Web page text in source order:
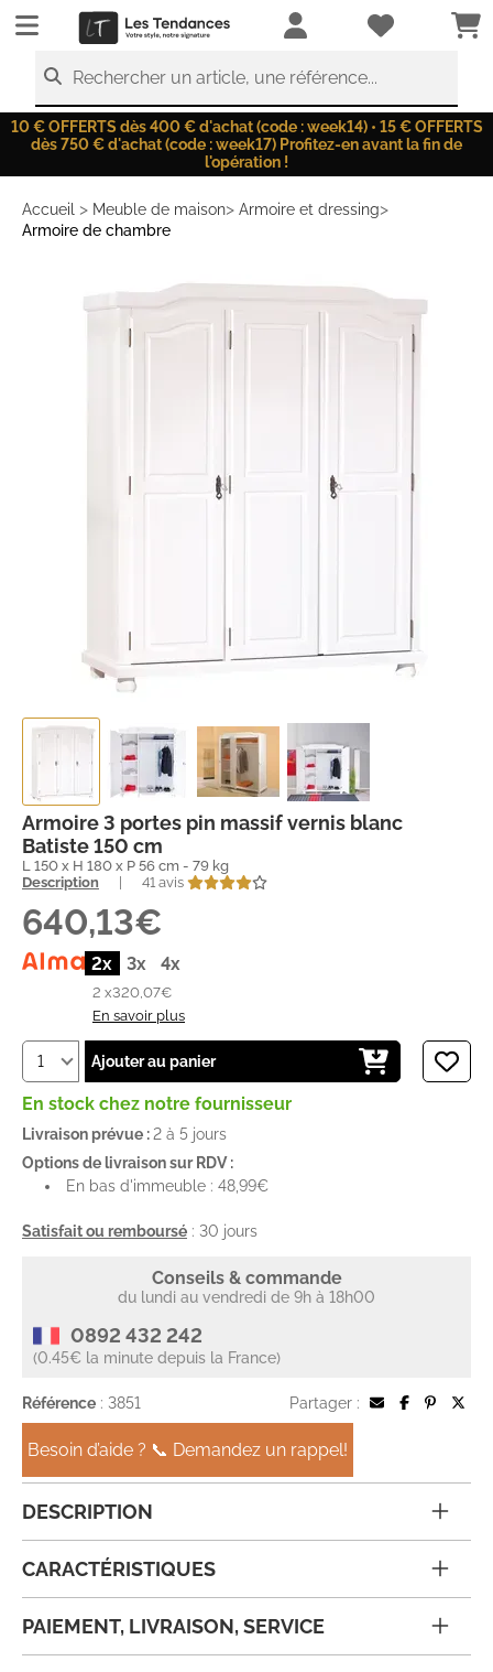
LesTendances.fr
Rechercher un article, une référence...
10 € OFFERTS dès 400 € d'achat (code : week14) • 15 € OFFERTS
dès 750 € d'achat (code : week17) Profitez-en avant la fin de
l'opération !
Accueil > Meuble de maison> Armoire et dressing>
Armoire de chambre
Armoire 3 portes pin massif vernis blanc
Batiste 150 cm
L 150 x H 180 x P 56 cm - 79 kg
Description
41 avis
640,13€
2x 3x 4x
2 x320,07€
En savoir plus
Ajouter au panier
En stock chez notre fournisseur
Livraison prévue :2 à 5 jours
Options de livraison sur RDV :
En bas d'immeuble : 48,99€
Satisfait ou remboursé : 30 jours
Conseils & commande
du lundi au vendredi de 9h à 18h00
0892 432 242
(0.45€ la minute depuis la France)
Référence : 3851 Partager :
Besoin d’aide ? 📞 Demandez un rappel!
DESCRIPTION
CARACTÉRISTIQUES
PAIEMENT, LIVRAISON, SERVICE